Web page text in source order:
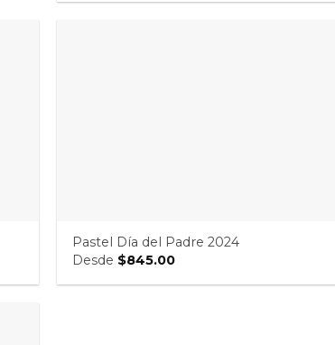
Pastel Día del Padre 2024
Desde $845.00